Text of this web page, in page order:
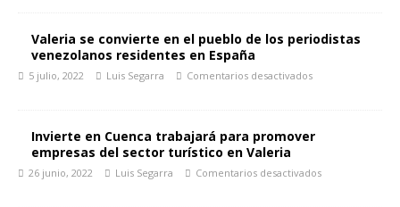
Valeria se convierte en el pueblo de los periodistas
venezolanos residentes en España
5 julio, 2022 Luis Segarra Comentarios desactivados
Invierte en Cuenca trabajará para promover
empresas del sector turístico en Valeria
26 junio, 2022 Luis Segarra Comentarios desactivados